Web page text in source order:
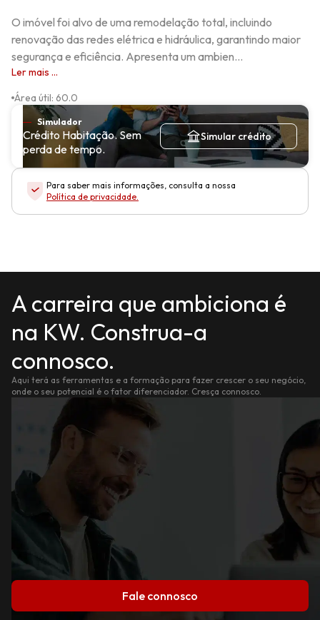
O imóvel foi alvo de uma remodelação total, incluindo
renovação das redes elétrica e hidráulica, garantindo maior
segurança e eficiência. Apresenta um ambien...
Ler mais ...
Área útil: 60.0
Simulador
Crédito Habitação. Sem
perda de tempo.
Simular crédito
Para saber mais informações, consulta a nossa
Política de privacidade.
A carreira que ambiciona é
na KW. Construa-a
connosco.
Aqui terá as ferramentas e a formação para fazer crescer o seu negócio,
onde o seu potencial é o fator diferenciador. Cresça connosco.
Fale connosco